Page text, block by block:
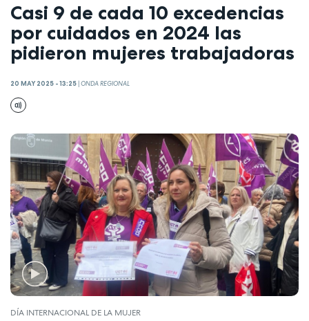
Casi 9 de cada 10 excedencias
por cuidados en 2024 las
pidieron mujeres trabajadoras
20 MAY 2025 - 13:25 |ONDA REGIONAL
DÍA INTERNACIONAL DE LA MUJER